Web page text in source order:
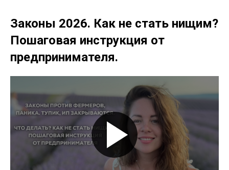
Законы 2026. Как не стать нищим?
Пошаговая инструкция от
предпринимателя.